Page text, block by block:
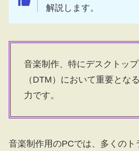
解説します。
音楽制作、特にデスクトッ
（DTM）において重要とな
力です。
音楽制作用のPCでは、多くのト